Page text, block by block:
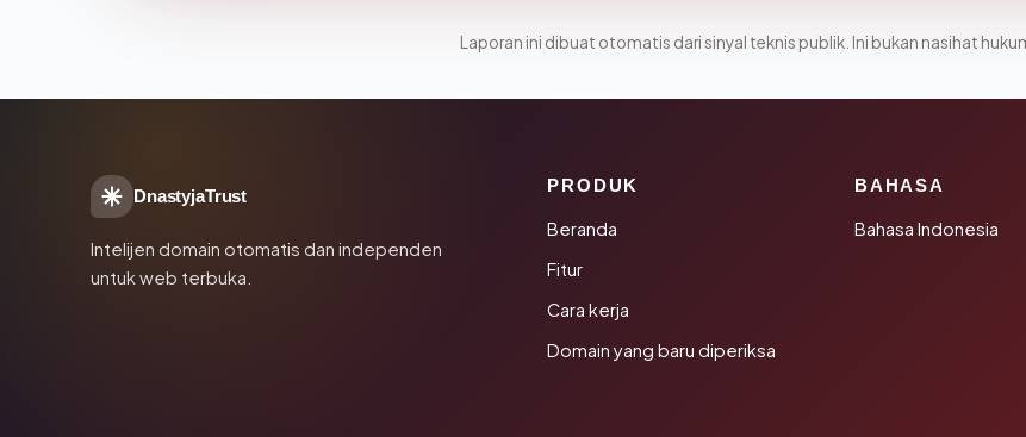
Laporan ini dibuat otomatis dari sinyal teknis publik. Ini bukan nasihat
DnastyjaTrust
Intelijen domain otomatis dan independen
untuk web terbuka.
PRODUK
Beranda
Fitur
Cara kerja
Domain yang baru diperiksa
BAHASA
Bahasa Indonesia